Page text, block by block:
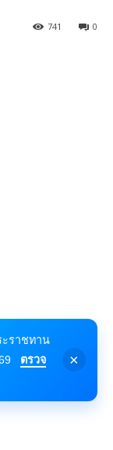
0
741
ะราชทาน
ตรวจ
×